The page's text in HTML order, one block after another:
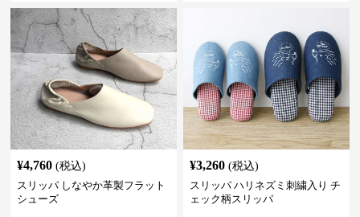
¥4,760 (税込)
スリッパ しなやか革製フラット
シューズ
¥3,260 (税込)
スリッパ ハリネズミ刺繍入り チ
ェック柄スリッパ